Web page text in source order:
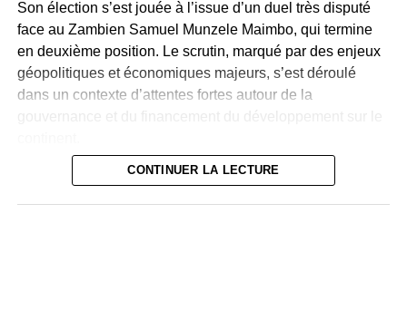
contre la mauvaise gouvernance et la valorisation du
potentiel agricole et minier seront déterminants pour sortir
le pays du cercle vicieux de la précarité.
Son élection s’est jouée à l’issue d’un duel très disputé
face au Zambien Samuel Munzele Maimbo, qui termine
en deuxième position. Le scrutin, marqué par des enjeux
géopolitiques et économiques majeurs, s’est déroulé
dans un contexte d’attentes fortes autour de la
Le Sénégalais Amadou Hott, longtemps perçu comme
l’un des favoris, termine à la troisième place, suivi par la
CONTINUER LA LECTURE